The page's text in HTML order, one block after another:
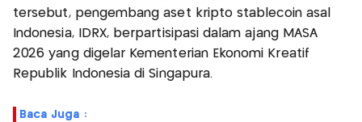
tersebut, pengembang aset kripto stablecoin asal
Indonesia, IDRX, berpartisipasi dalam ajang MASA
2026 yang digelar Kementerian Ekonomi Kreatif
Republik Indonesia di Singapura.
Baca Juga :